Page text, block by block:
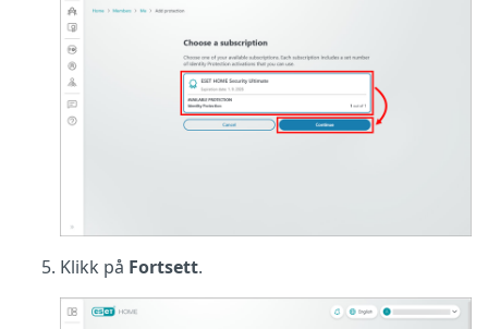
Klikk på Fortsett.